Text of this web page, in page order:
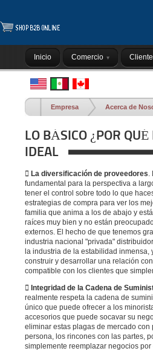
Inicio Comercio
Empresa Acerca de
LO BÁSICO ¿POR
IDEAL
 La diversificación de proveedores.
fundamental para la perspectiva a
tener el control sobre todo lo que
estrategias de compra para ver los
familia que anima a los de abajo y
raíces muy bien y no están
externos. El hecho de que tenemos
industria nacional "privada"
la industria de la estabilidad
construir y desarrollar una relación
compatible con los clientes que
 Integridad de la Cadena de
realmente respeta la cadena de
único que puede ofrecer a los
accesorios que puede socavar su
eliminar estas plagas de mercado
persona, los rincones con las partes,
simplemente reemplazar negocios